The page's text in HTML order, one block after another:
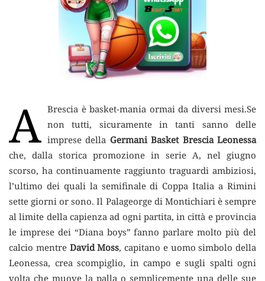
A Brescia è basket-mania ormai da diversi mesi.Se
non tutti, sicuramente in tanti sanno delle
imprese della Germani Basket Brescia Leonessa
che, dalla storica promozione in serie A, nel giugno
scorso, ha continuamente raggiunto traguardi ambiziosi,
l’ultimo dei quali la semifinale di Coppa Italia a Rimini
sette giorni or sono. Il Palageorge di Montichiari è sempre
al limite della capienza ad ogni partita, in città e provincia
le imprese dei “Diana boys” fanno parlare molto più del
calcio mentre David Moss, capitano e uomo simbolo della
Leonessa, crea scompiglio, in campo e sugli spalti ogni
volta che muove la palla o semplicemente una delle sue